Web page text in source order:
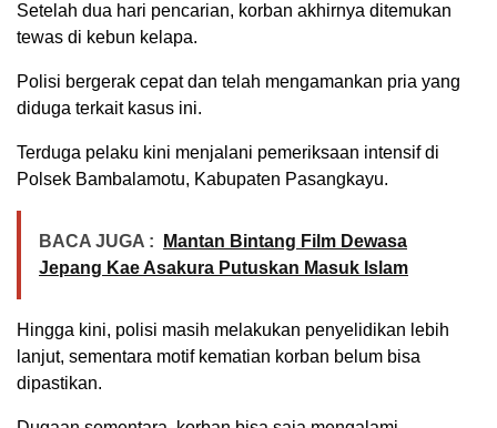
Setelah dua hari pencarian, korban akhirnya ditemukan
tewas di kebun kelapa.
Polisi bergerak cepat dan telah mengamankan pria yang
diduga terkait kasus ini.
Terduga pelaku kini menjalani pemeriksaan intensif di
Polsek Bambalamotu, Kabupaten Pasangkayu.
BACA JUGA :
Mantan Bintang Film Dewasa
Jepang Kae Asakura Putuskan Masuk Islam
Hingga kini, polisi masih melakukan penyelidikan lebih
lanjut, sementara motif kematian korban belum bisa
dipastikan.